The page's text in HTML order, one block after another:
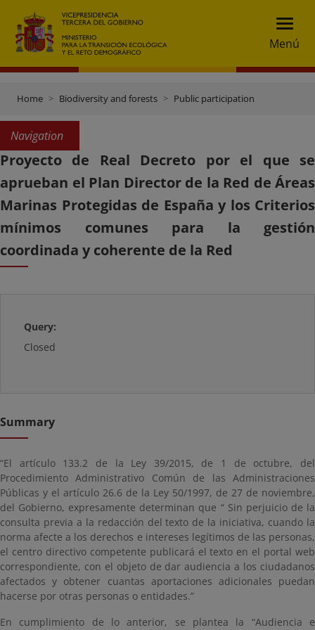
Menú
Home Biodiversity and forests Public participation
Navigation
Proyecto de Real Decreto por el que se
aprueban el Plan Director de la Red de Áreas
Marinas Protegidas de España y los Criterios
mínimos comunes para la gestión
coordinada y coherente de la Red
Query:
Closed
Summary
“El artículo 133.2 de la Ley 39/2015, de 1 de octubre, del
Procedimiento Administrativo Común de las Administraciones
Públicas y el artículo 26.6 de la Ley 50/1997, de 27 de noviembre,
del Gobierno, expresamente determinan que “ Sin perjuicio de la
consulta previa a la redacción del texto de la iniciativa, cuando la
norma afecte a los derechos e intereses legítimos de las personas,
el centro directivo competente publicará el texto en el portal web
correspondiente, con el objeto de dar audiencia a los ciudadanos
afectados y obtener cuantas aportaciones adicionales puedan
hacerse por otras personas o entidades.”
En cumplimiento de lo anterior, se plantea la “Audiencia e